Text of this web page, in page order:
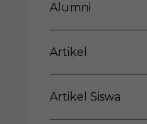
Alumni
Artikel
Artikel Siswa